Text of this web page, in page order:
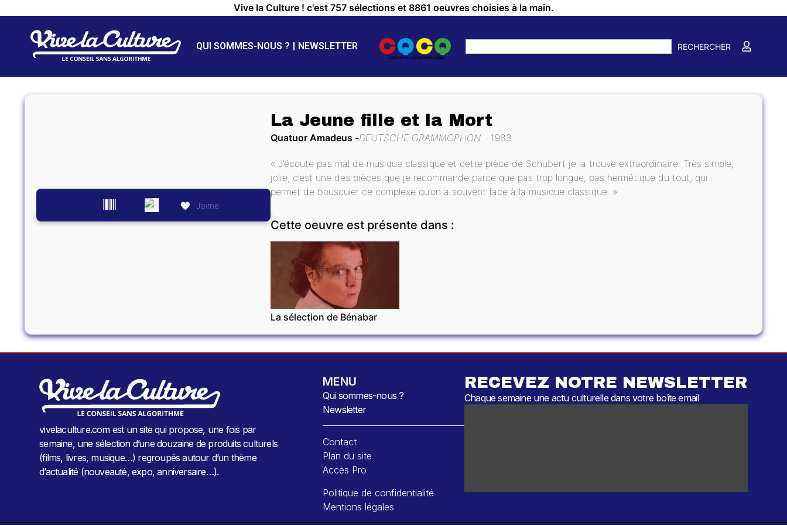
Vive la Culture ! c'est 757 sélections et 8861 oeuvres choisies à la main.
QUI SOMMES-NOUS ? NEWSLETTER RECHERCHER
J’aime
La Jeune fille et la Mort
Quatuor Amadeus DEUTSCHE GRAMMOPHON 1983
« J’écoute pas mal de musique classique et cette pièce de Schubert je la trouve extraordinaire. Très simple,
jolie, c’est une des pièces que je recommande parce que pas trop longue, pas hermétique du tout, qui
permet de bousculer ce complexe qu’on a souvent face à la musique classique. »
Cette oeuvre est présente dans :
INVITÉ
La sélection de Bénabar
vivelaculture.com est un site qui propose, une fois par
semaine, une sélection d’une douzaine de produits culturels
(films, livres, musique…) regroupés autour d’un thème
d’actualité (nouveauté, expo, anniversaire…).
MENU
Qui sommes-nous ?
Newsletter
Contact
Plan du site
Accès Pro
Politique de confidentialité
Mentions légales
RECEVEZ NOTRE NEWSLETTER
Chaque semaine une actu culturelle dans votre boîte email